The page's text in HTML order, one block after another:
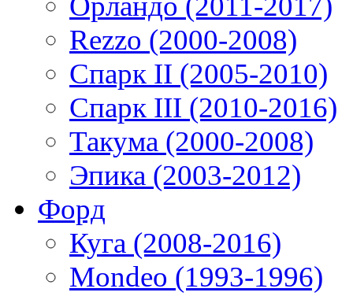
Rezzo (2000-2008)
Спарк II (2005-2010)
Спарк III (2010-2016)
Такума (2000-2008)
Эпика (2003-2012)
Форд
Куга (2008-2016)
Mondeo (1993-1996)